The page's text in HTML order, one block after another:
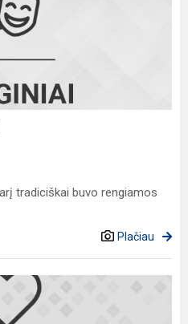
tradiciškai buvo rengiamos
Plačiau